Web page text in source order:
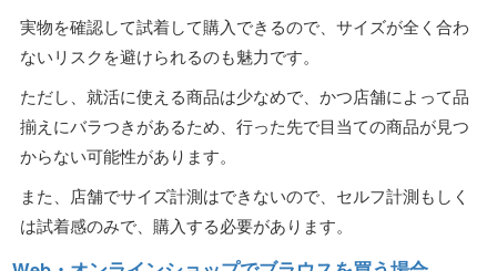
実物を確認して試着して購入できるので、サイズが全く合わ
ないリスクを避けられるのも魅力です。
ただし、就活に使える商品は少なめで、かつ店舗によって品
揃えにバラつきがあるため、行った先で目当ての商品が見つ
からない可能性があります。
また、店舗でサイズ計測はできないので、セルフ計測もしく
は試着感のみで、購入する必要があります。